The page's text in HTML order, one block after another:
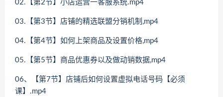
02.【第2节】小店运营一客服系统.mp4
03.【第3节】店铺的精选联盟分销机制,mp4
04.【第4节】如何上架商品及设置价格,mp4
05.【第5节】商品优惠券以及做动销数据,mp4
06、【第7节】店铺后如何设置虚拟电话号码【必须
课】.mp4